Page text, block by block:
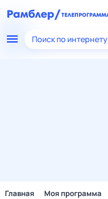
Поиск по интернету
Главная Моя программа